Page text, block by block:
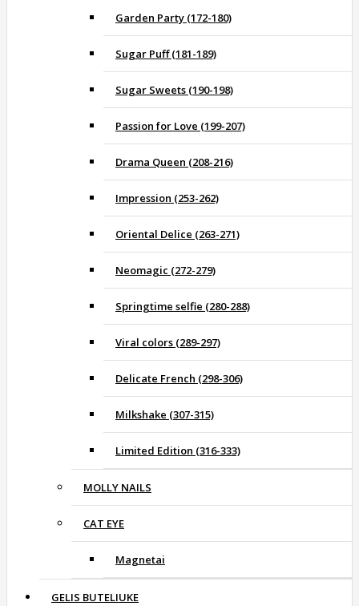
Garden Party (172-180)
Sugar Puff (181-189)
Sugar Sweets (190-198)
Passion for Love (199-207)
Drama Queen (208-216)
Impression (253-262)
Oriental Delice (263-271)
Neomagic (272-279)
Springtime selfie (280-288)
Viral colors (289-297)
Delicate French (298-306)
Milkshake (307-315)
Limited Edition (316-333)
MOLLY NAILS
CAT EYE
Magnetai
GELIS BUTELIUKE